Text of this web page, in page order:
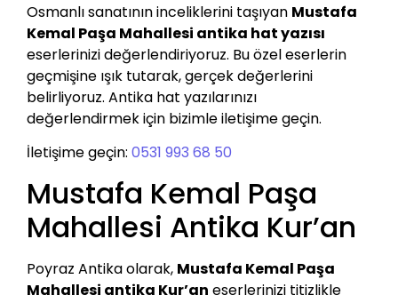
Osmanlı sanatının inceliklerini taşıyan Mustafa
Kemal Paşa Mahallesi antika hat yazısı
eserlerinizi değerlendiriyoruz. Bu özel eserlerin
geçmişine ışık tutarak, gerçek değerlerini
belirliyoruz. Antika hat yazılarınızı
değerlendirmek için bizimle iletişime geçin.
İletişime geçin: 0531 993 68 50
Mustafa Kemal Paşa
Mahallesi Antika Kur’an
Poyraz Antika olarak, Mustafa Kemal Paşa
Mahallesi antika Kur’an eserlerinizi titizlikle